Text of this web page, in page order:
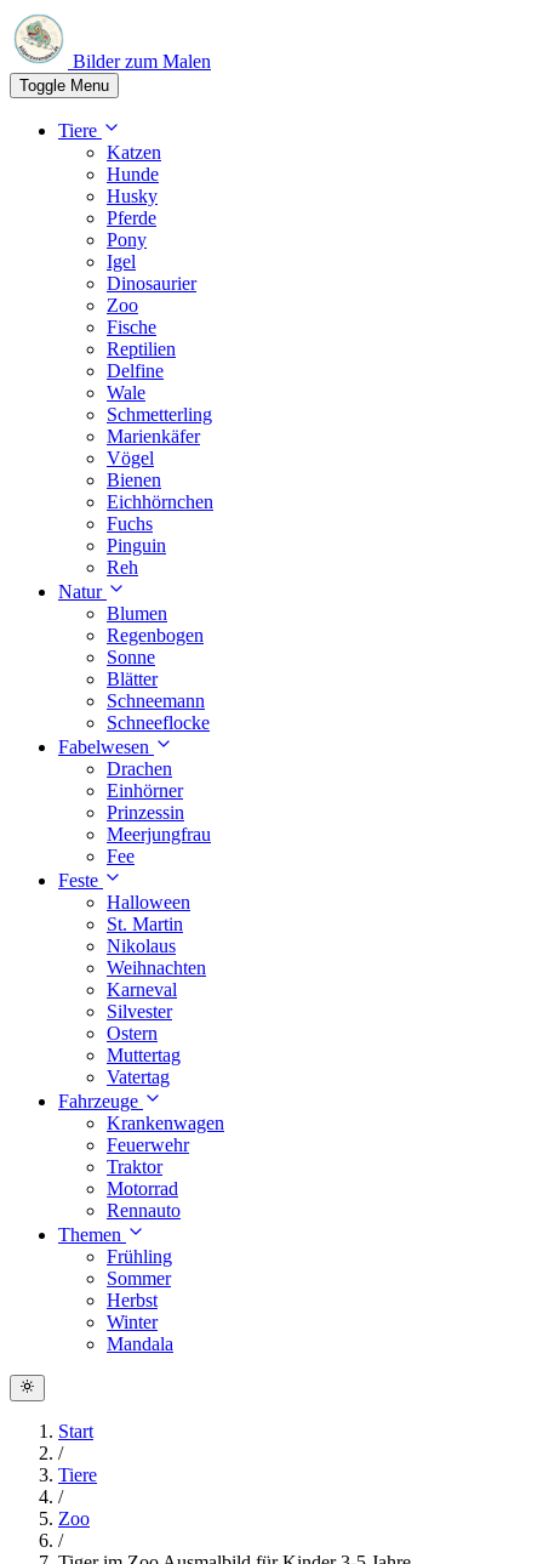
Bilder zum Malen
Toggle Menu
Tiere
Katzen
Hunde
Husky
Pferde
Pony
Igel
Dinosaurier
Zoo
Fische
Reptilien
Delfine
Wale
Schmetterling
Marienkäfer
Vögel
Bienen
Eichhörnchen
Fuchs
Pinguin
Reh
Natur
Blumen
Regenbogen
Sonne
Blätter
Schneemann
Schneeflocke
Fabelwesen
Drachen
Einhörner
Prinzessin
Meerjungfrau
Fee
Feste
Halloween
St. Martin
Nikolaus
Weihnachten
Karneval
Silvester
Ostern
Muttertag
Vatertag
Fahrzeuge
Krankenwagen
Feuerwehr
Traktor
Motorrad
Rennauto
Themen
Frühling
Sommer
Herbst
Winter
Mandala
Start
/
Tiere
/
Zoo
/